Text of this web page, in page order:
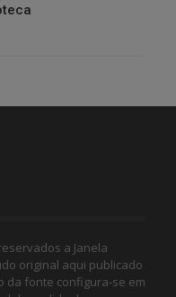
a Janela
original aqui publicado
da fonte configura-se em